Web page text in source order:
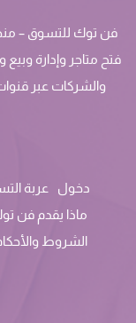
فن توك للتسوق –
فتح متاجر وإدارة وبيع
والشركات عبر
دخول عربة
ماذا يقدم فن
الشروط